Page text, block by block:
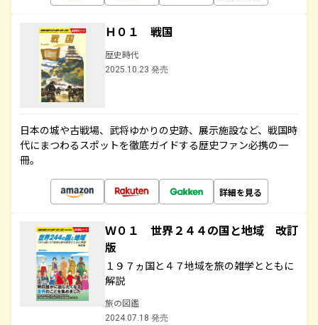
Ｈ０１ 戦国
歴史時代
2025.10.23 発売
日本の城や古戦場、武将ゆかりの史跡、展示施設など、戦国時
代にまつわるスポットを徹底ガイドする歴史ファン必携の一
冊。
詳細を見る
Ｗ０１ 世界２４４の国と地域 改訂
版
１９７ヵ国と４７地域を旅の雑学とともに
解説
旅の図鑑
2024.07.18 発売